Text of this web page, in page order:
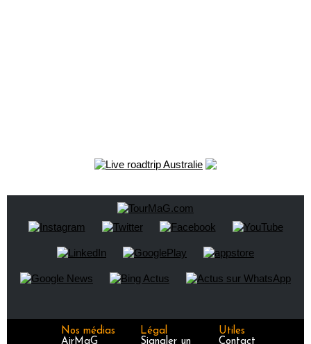
Nos médias
AirMaG
Légal
Signaler un
Utiles
Contact